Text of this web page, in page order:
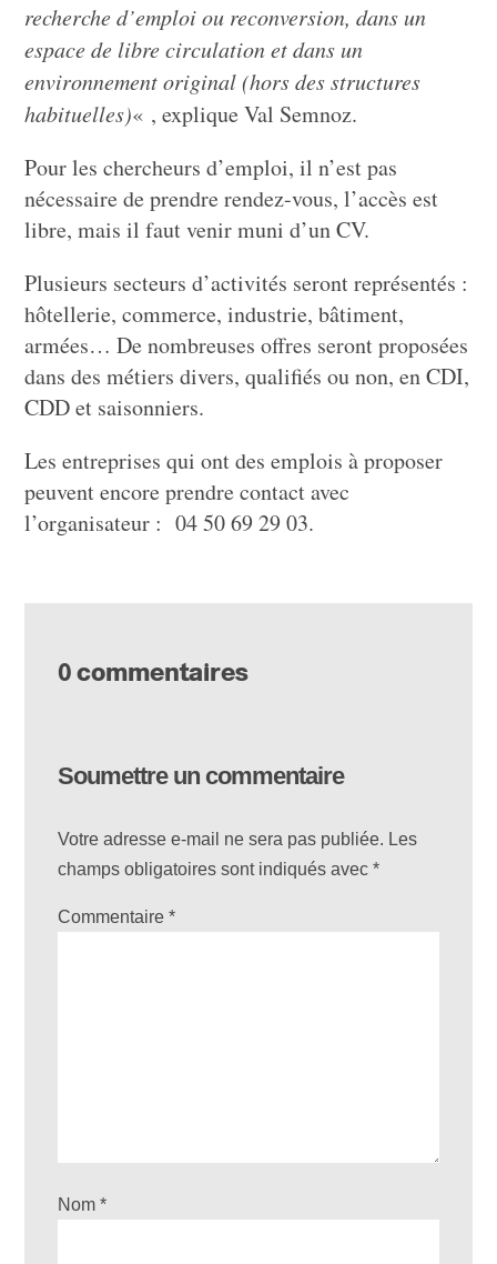
recherche d’emploi ou reconversion, dans un
espace de libre circulation et dans un
environnement original (hors des structures
habituelles)« , explique Val Semnoz.
Pour les chercheurs d’emploi, il n’est pas
nécessaire de prendre rendez-vous, l’accès est
libre, mais il faut venir muni d’un CV.
Plusieurs secteurs d’activités seront représentés :
hôtellerie, commerce, industrie, bâtiment,
armées… De nombreuses offres seront proposées
dans des métiers divers, qualifiés ou non, en CDI,
CDD et saisonniers.
Les entreprises qui ont des emplois à proposer
peuvent encore prendre contact avec
l’organisateur : 04 50 69 29 03.
0 commentaires
Soumettre un commentaire
Votre adresse e-mail ne sera pas publiée. Les
champs obligatoires sont indiqués avec*
Commentaire*
Nom*